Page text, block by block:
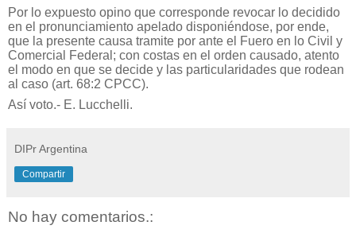
Por lo expuesto opino que corresponde revocar lo decidido
en el pronunciamiento apelado disponiéndose, por ende,
que la presente causa tramite por ante el Fuero en lo Civil y
Comercial Federal; con costas en el orden causado, atento
el modo en que se decide y las particularidades que rodean
al caso (art. 68:2 CPCC).
Así voto.- E. Lucchelli.
DIPr Argentina
Compartir
No hay comentarios.: